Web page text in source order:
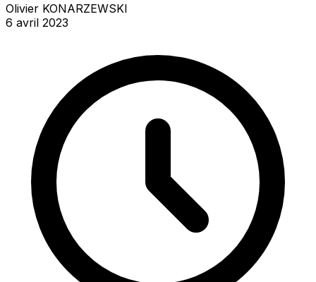
Olivier KONARZEWSKI
6 avril 2023